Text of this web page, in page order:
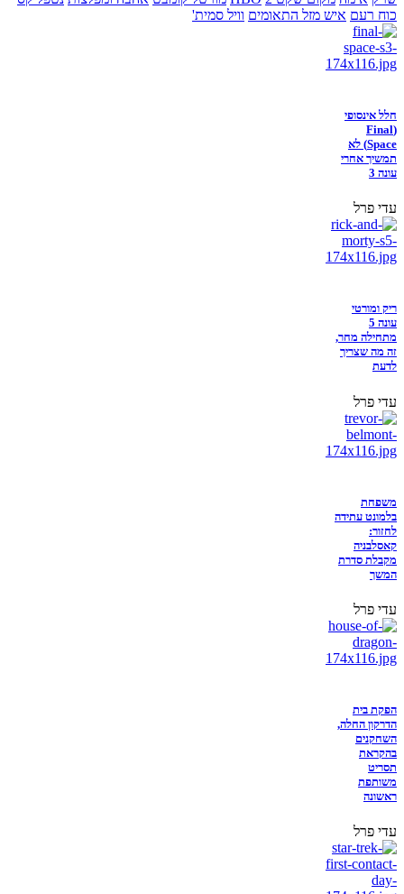
כוח רעם איש מזל התאומים וויל סמית'
חלל אינסופי
(Final
Space) לא
תמשיך אחרי
עונה 3
עדי פרל
ריק ומורטי
עונה 5
מתחילה מחר,
זה מה שצריך
לדעת
עדי פרל
משפחת
בלמונט עתידה
לחזור:
קאסלבניה
מקבלת סדרת
המשך
עדי פרל
הפקת בית
הדרקון החלה,
השחקנים
בהקראת
תסריט
משותפת
ראשונה
עדי פרל